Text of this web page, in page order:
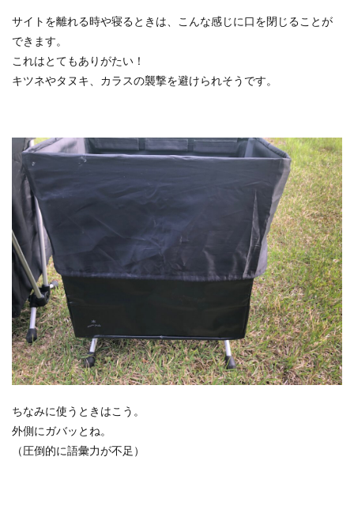
サイトを離れる時や寝るときは、こんな感じに口を閉じることが
できます。
これはとてもありがたい！
キツネやタヌキ、カラスの襲撃を避けられそうです。
ちなみに使うときはこう。
外側にガバッとね。
（圧倒的に語彙力が不足）